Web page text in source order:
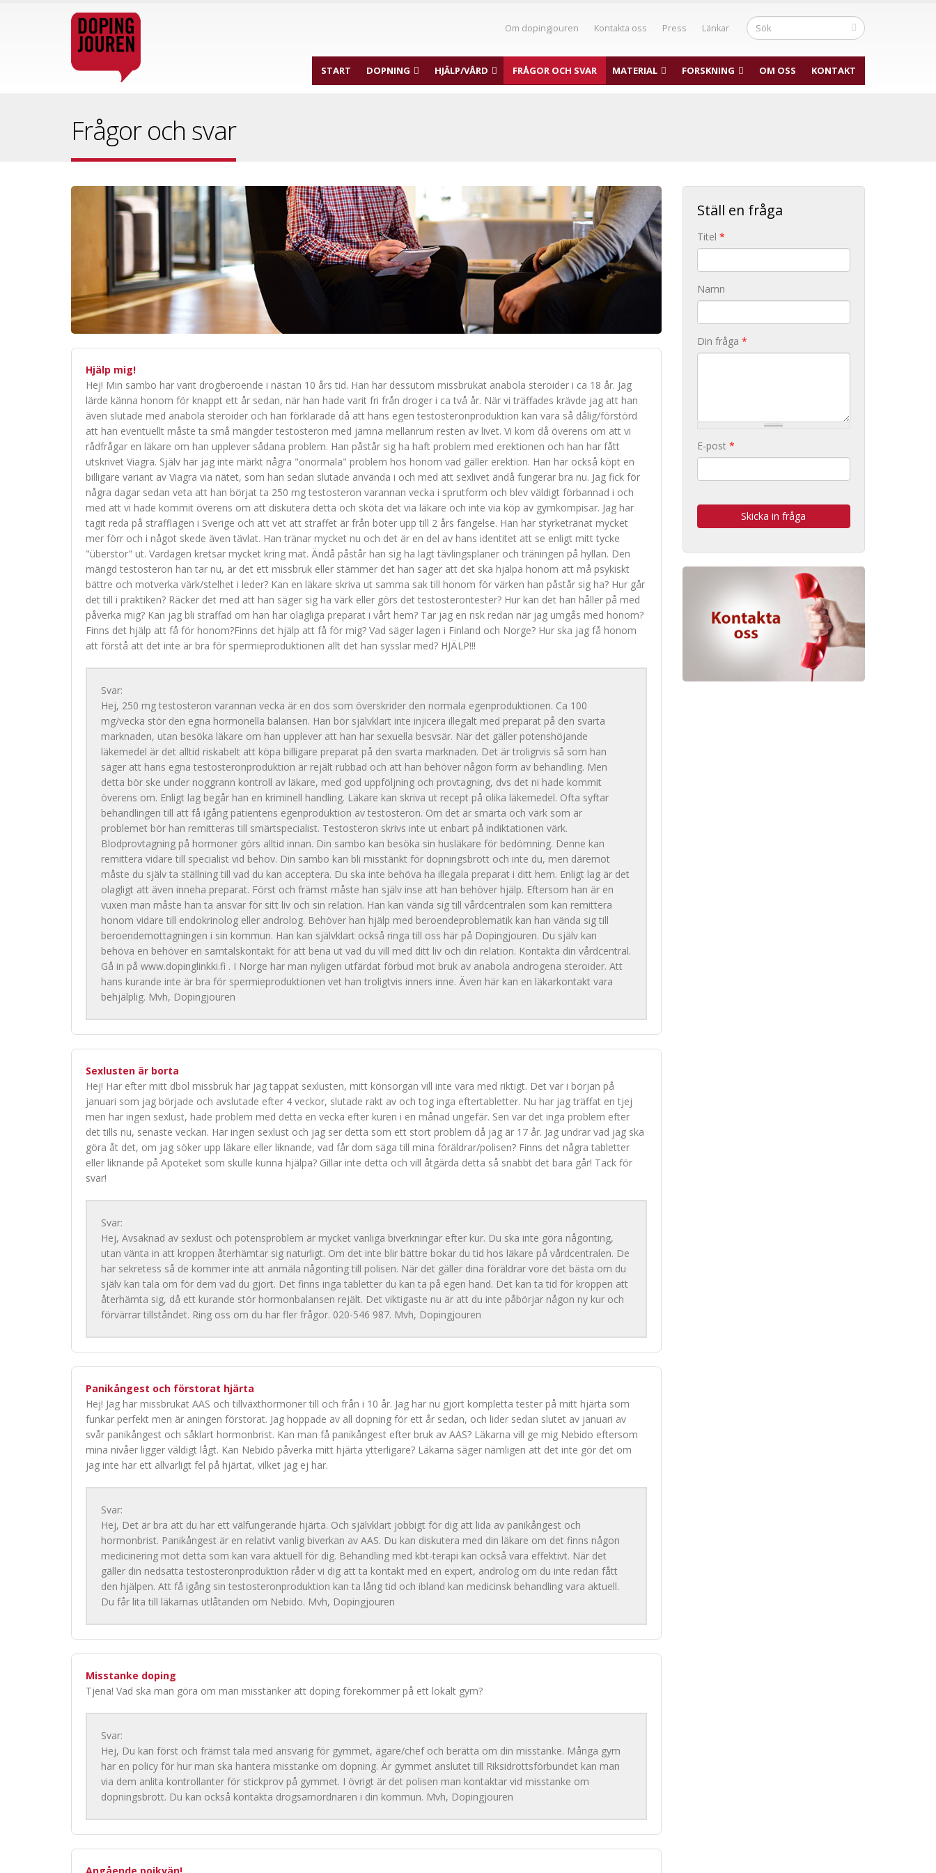
Om dopingjouren Kontakta oss Press Länkar
START DOPNING HJÄLP/VÅRD FRÅGOR OCH SVAR MATERIAL FORSKNING OM OSS KONTAKT
Frågor och svar
Hjälp mig!
Hej! Min sambo har varit drogberoende i nästan 10 års tid. Han har dessutom missbrukat anabola steroider i ca 18 år. Jag
lärde känna honom för knappt ett år sedan, när han hade varit fri från droger i ca två år. När vi träffades krävde jag att han
även slutade med anabola steroider och han förklarade då att hans egen testosteronproduktion kan vara så dålig/förstörd
att han eventuellt måste ta små mängder testosteron med jämna mellanrum resten av livet. Vi kom då överens om att vi
rådfrågar en läkare om han upplever sådana problem. Han påstår sig ha haft problem med erektionen och han har fått
utskrivet Viagra. Själv har jag inte märkt några "onormala" problem hos honom vad gäller erektion. Han har också köpt en
billigare variant av Viagra via nätet, som han sedan slutade använda i och med att sexlivet ändå fungerar bra nu. Jag fick för
några dagar sedan veta att han börjat ta 250 mg testosteron varannan vecka i sprutform och blev väldigt förbannad i och
med att vi hade kommit överens om att diskutera detta och sköta det via läkare och inte via köp av gymkompisar. Jag har
tagit reda på strafflagen i Sverige och att vet att straffet är från böter upp till 2 års fängelse. Han har styrketränat mycket
mer förr och i något skede även tävlat. Han tränar mycket nu och det är en del av hans identitet att se enligt mitt tycke
"überstor" ut. Vardagen kretsar mycket kring mat. Ändå påstår han sig ha lagt tävlingsplaner och träningen på hyllan. Den
mängd testosteron han tar nu, är det ett missbruk eller stämmer det han säger att det ska hjälpa honom att må psykiskt
bättre och motverka värk/stelhet i leder? Kan en läkare skriva ut samma sak till honom för värken han påstår sig ha? Hur går
det till i praktiken? Räcker det med att han säger sig ha värk eller görs det testosterontester? Hur kan det han håller på med
påverka mig? Kan jag bli straffad om han har olagliga preparat i vårt hem? Tar jag en risk redan när jag umgås med honom?
Finns det hjälp att få för honom?Finns det hjälp att få för mig? Vad säger lagen i Finland och Norge? Hur ska jag få honom
att förstå att det inte är bra för spermieproduktionen allt det han sysslar med? HJÄLP!!!
Svar:
Hej, 250 mg testosteron varannan vecka är en dos som överskrider den normala egenproduktionen. Ca 100
mg/vecka stör den egna hormonella balansen. Han bör självklart inte injicera illegalt med preparat på den svarta
marknaden, utan besöka läkare om han upplever att han har sexuella besvsär. När det gäller potenshöjande
läkemedel är det alltid riskabelt att köpa billigare preparat på den svarta marknaden. Det är troligrvis så som han
säger att hans egna testosteronproduktion är rejält rubbad och att han behöver någon form av behandling. Men
detta bör ske under noggrann kontroll av läkare, med god uppföljning och provtagning, dvs det ni hade kommit
överens om. Enligt lag begår han en kriminell handling. Läkare kan skriva ut recept på olika läkemedel. Ofta syftar
behandlingen till att få igång patientens egenproduktion av testosteron. Om det är smärta och värk som är
problemet bör han remitteras till smärtspecialist. Testosteron skrivs inte ut enbart på indiktationen värk.
Blodprovtagning på hormoner görs alltid innan. Din sambo kan besöka sin husläkare för bedömning. Denne kan
remittera vidare till specialist vid behov. Din sambo kan bli misstänkt för dopningsbrott och inte du, men däremot
måste du själv ta ställning till vad du kan acceptera. Du ska inte behöva ha illegala preparat i ditt hem. Enligt lag är det
olagligt att även inneha preparat. Först och främst måste han själv inse att han behöver hjälp. Eftersom han är en
vuxen man måste han ta ansvar för sitt liv och sin relation. Han kan vända sig till vårdcentralen som kan remittera
honom vidare till endokrinolog eller androlog. Behöver han hjälp med beroendeproblematik kan han vända sig till
beroendemottagningen i sin kommun. Han kan självklart också ringa till oss här på Dopingjouren. Du själv kan
behöva en behöver en samtalskontakt för att bena ut vad du vill med ditt liv och din relation. Kontakta din vårdcentral.
Gå in på www.dopinglinkki.fi . I Norge har man nyligen utfärdat förbud mot bruk av anabola androgena steroider. Att
hans kurande inte är bra för spermieproduktionen vet han troligtvis inners inne. Även här kan en läkarkontakt vara
behjälplig. Mvh, Dopingjouren
Sexlusten är borta
Hej! Har efter mitt dbol missbruk har jag tappat sexlusten, mitt könsorgan vill inte vara med riktigt. Det var i början på
januari som jag började och avslutade efter 4 veckor, slutade rakt av och tog inga eftertabletter. Nu har jag träffat en tjej
men har ingen sexlust, hade problem med detta en vecka efter kuren i en månad ungefär. Sen var det inga problem efter
det tills nu, senaste veckan. Har ingen sexlust och jag ser detta som ett stort problem då jag är 17 år. Jag undrar vad jag ska
göra åt det, om jag söker upp läkare eller liknande, vad får dom säga till mina föräldrar/polisen? Finns det några tabletter
eller liknande på Apoteket som skulle kunna hjälpa? Gillar inte detta och vill åtgärda detta så snabbt det bara går! Tack för
svar!
Svar:
Hej, Avsaknad av sexlust och potensproblem är mycket vanliga biverkningar efter kur. Du ska inte göra någonting,
utan vänta in att kroppen återhämtar sig naturligt. Om det inte blir bättre bokar du tid hos läkare på vårdcentralen. De
har sekretess så de kommer inte att anmäla någonting till polisen. När det gäller dina föräldrar vore det bästa om du
själv kan tala om för dem vad du gjort. Det finns inga tabletter du kan ta på egen hand. Det kan ta tid för kroppen att
återhämta sig, då ett kurande stör hormonbalansen rejält. Det viktigaste nu är att du inte påbörjar någon ny kur och
förvärrar tillståndet. Ring oss om du har fler frågor. 020-546 987. Mvh, Dopingjouren
Panikångest och förstorat hjärta
Hej! Jag har missbrukat AAS och tillväxthormoner till och från i 10 år. Jag har nu gjort kompletta tester på mitt hjärta som
funkar perfekt men är aningen förstorat. Jag hoppade av all dopning för ett år sedan, och lider sedan slutet av januari av
svår panikångest och såklart hormonbrist. Kan man få panikångest efter bruk av AAS? Läkarna vill ge mig Nebido eftersom
mina nivåer ligger väldigt lågt. Kan Nebido påverka mitt hjärta ytterligare? Läkarna säger nämligen att det inte gör det om
jag inte har ett allvarligt fel på hjärtat, vilket jag ej har.
Svar:
Hej, Det är bra att du har ett välfungerande hjärta. Och självklart jobbigt för dig att lida av panikångest och
hormonbrist. Panikångest är en relativt vanlig biverkan av AAS. Du kan diskutera med din läkare om det finns någon
medicinering mot detta som kan vara aktuell för dig. Behandling med kbt-terapi kan också vara effektivt. När det
gäller din nedsatta testosteronproduktion råder vi dig att ta kontakt med en expert, androlog om du inte redan fått
den hjälpen. Att få igång sin testosteronproduktion kan ta lång tid och ibland kan medicinsk behandling vara aktuell.
Du får lita till läkarnas utlåtanden om Nebido. Mvh, Dopingjouren
Misstanke doping
Tjena! Vad ska man göra om man misstänker att doping förekommer på ett lokalt gym?
Svar:
Hej, Du kan först och främst tala med ansvarig för gymmet, ägare/chef och berätta om din misstanke. Många gym
har en policy för hur man ska hantera misstanke om dopning. Är gymmet anslutet till Riksidrottsförbundet kan man
via dem anlita kontrollanter för stickprov på gymmet. I övrigt är det polisen man kontaktar vid misstanke om
dopningsbrott. Du kan också kontakta drogsamordnaren i din kommun. Mvh, Dopingjouren
Ställ en fråga
Titel *
Namn
Din fråga *
E-post *